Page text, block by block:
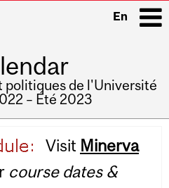
En
politiques de l'Université
– Été 2023
Visit Minerva
course dates &